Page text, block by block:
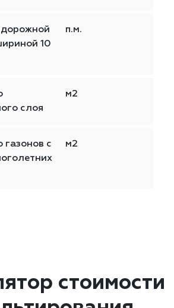
дорожной
10
п.м.
слоя
м2
газонов с
м2
стоимости